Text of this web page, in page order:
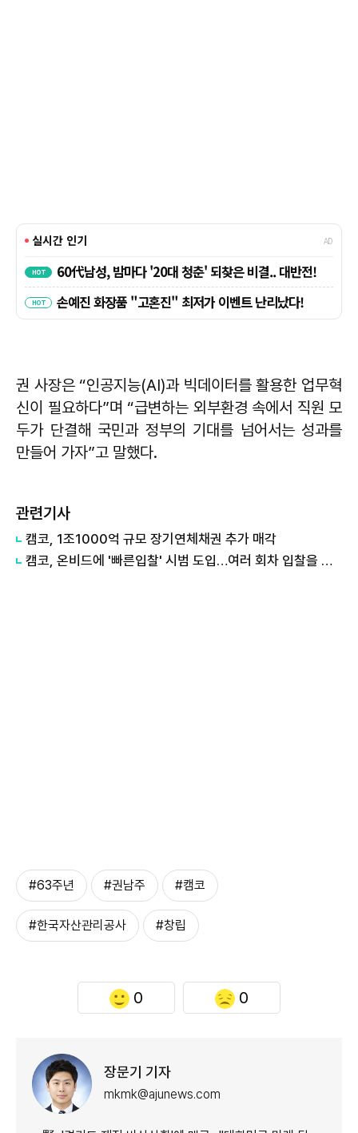
권 사장은 “인공지능(AI)과 빅데이터를 활용한 업무혁
신이 필요하다”며 “급변하는 외부환경 속에서 직원 모
두가 단결해 국민과 정부의 기대를 넘어서는 성과를
만들어 가자”고 말했다.
관련기사
캠코, 1조1000억 규모 장기연체채권 추가 매각
캠코, 온비드에 '빠른입찰' 시범 도입…여러 회차 입찰을 한 번에
#63주년 #권남주 #캠코
#한국자산관리공사 #창립
0 0
장문기 기자
mkmk@ajunews.com